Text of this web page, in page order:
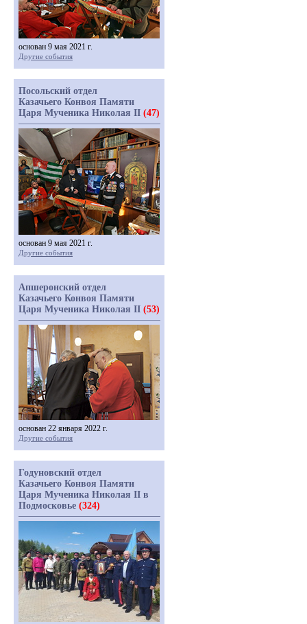
основан 9 мая 2021 г.
Другие события
Посольский отдел
Казачьего Конвоя Памяти
Царя Мученика Николая II (47)
основан 9 мая 2021 г.
Другие события
Апшеронский отдел
Казачьего Конвоя Памяти
Царя Мученика Николая II (53)
основан 22 января 2022 г.
Другие события
Годуновский отдел
Казачьего Конвоя Памяти
Царя Мученика Николая II в
Подмосковье (324)